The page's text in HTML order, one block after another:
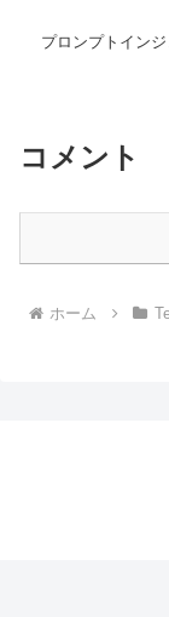
プロンプトイン
コメント
ホーム